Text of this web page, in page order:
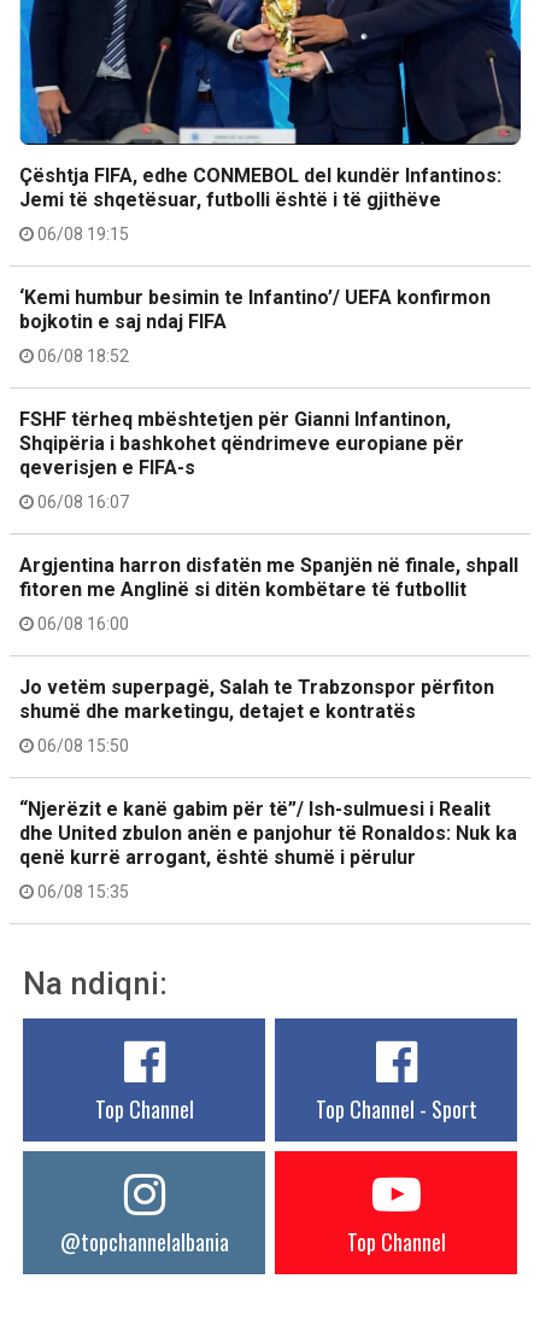
Çështja FIFA, edhe CONMEBOL del kundër Infantinos:
Jemi të shqetësuar, futbolli është i të gjithëve
06/08 19:15
‘Kemi humbur besimin te Infantino’/ UEFA konfirmon
bojkotin e saj ndaj FIFA
06/08 18:52
FSHF tërheq mbështetjen për Gianni Infantinon,
Shqipëria i bashkohet qëndrimeve europiane për
qeverisjen e FIFA-s
06/08 16:07
Argjentina harron disfatën me Spanjën në finale, shpall
fitoren me Anglinë si ditën kombëtare të futbollit
06/08 16:00
Jo vetëm superpagë, Salah te Trabzonspor përfiton
shumë dhe marketingu, detajet e kontratës
06/08 15:50
“Njerëzit e kanë gabim për të”/ Ish-sulmuesi i Realit
dhe United zbulon anën e panjohur të Ronaldos: Nuk ka
qenë kurrë arrogant, është shumë i përulur
06/08 15:35
Na ndiqni:
Top Channel Top Channel - Sport
@topchannelalbania Top Channel